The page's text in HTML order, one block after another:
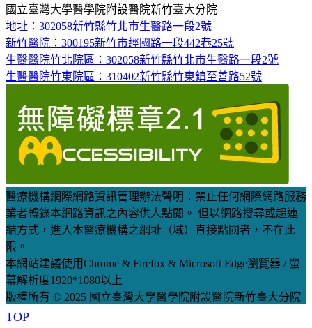
國立臺灣大學醫學院附設醫院新竹臺大分院
地址：302058新竹縣竹北市生醫路一段2號
新竹醫院：300195新竹市經國路一段442巷25號
生醫醫院竹北院區：302058新竹縣竹北市生醫路一段2號
生醫醫院竹東院區：310402新竹縣竹東鎮至善路52號
醫療機構網際網路資訊管理辦法聲明：禁止任何網際網路服務
業者轉錄本網路資訊之內容供人點閱。 但以網路搜尋或超連
結方式，進入本醫療機構之網址（域）直接點閱者，不在此
限。
本網站建議使用Chrome & Firefox & Microsoft Edge瀏覽器 / 螢
幕解析度1920*1080以上
版權所有 © 2025 國立臺灣大學醫學院附設醫院新竹臺大分院
TOP